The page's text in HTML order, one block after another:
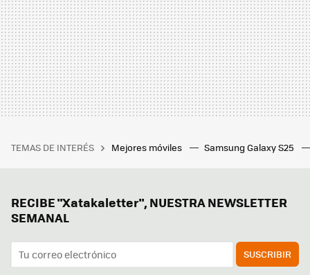
TEMAS DE INTERÉS Mejores móviles Samsung Galaxy S25
RECIBE "Xatakaletter", NUESTRA NEWSLETTER
SEMANAL
SUSCRIBIR